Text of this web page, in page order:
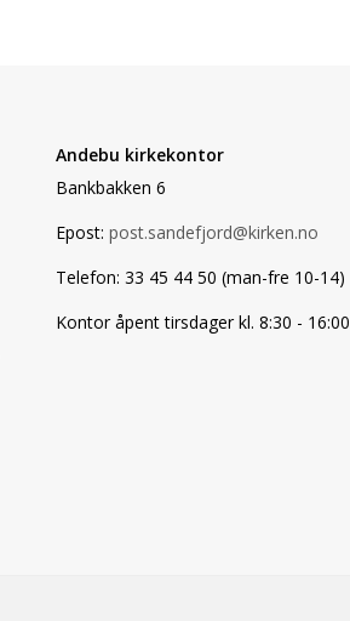
Andebu kirkekontor
Bankbakken 6
Epost: post.sandefjord@kirken.no
Telefon: 33 45 44 50 (man-fre 10-14)
Kontor åpent tirsdager kl. 8:30 - 16:00